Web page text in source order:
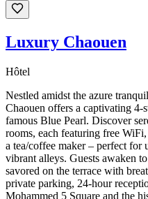
Luxury Chaouen
Hôtel
Nestled amidst the azure
Chaouen offers a captivating 4-
famous Blue Pearl. Discover
rooms, each featuring free
a tea/coffee maker – perfect
vibrant alleys. Guests awaken
savored on the terrace with
private parking, 24-hour
Mohammed 5 Square and the